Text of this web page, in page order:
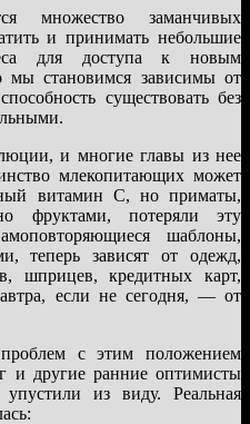
множество заманчивых
и принимать небольшие
для доступа к новым
мы становимся зависимы от
существовать без
и многие главы из нее
млекопитающих может
витамин C, но приматы,
фруктами, потеряли эту
шаблоны,
теперь зависят от одежд,
шприцев, кредитных карт,
если не сегодня, — от
с этим положением
и другие ранние оптимисты
из виду. Реальная